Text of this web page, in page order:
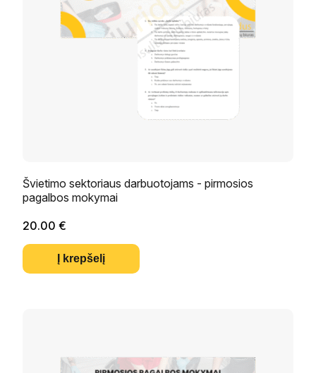
Švietimo sektoriaus darbuotojams - pirmosios
pagalbos mokymai
20.00 €
Į krepšelį